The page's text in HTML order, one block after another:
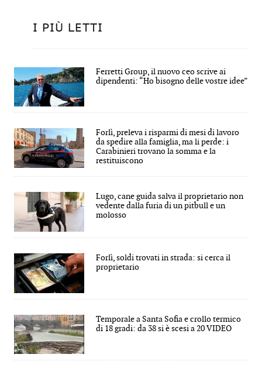
I PIÙ LETTI
Ferretti Group, il nuovo ceo scrive ai
dipendenti: “Ho bisogno delle vostre idee”
Forlì, preleva i risparmi di mesi di lavoro
da spedire alla famiglia, ma li perde: i
Carabinieri trovano la somma e la
restituiscono
Lugo, cane guida salva il proprietario non
vedente dalla furia di un pitbull e un
molosso
Forlì, soldi trovati in strada: si cerca il
proprietario
Temporale a Santa Sofia e crollo termico
di 18 gradi: da 38 si è scesi a 20 VIDEO